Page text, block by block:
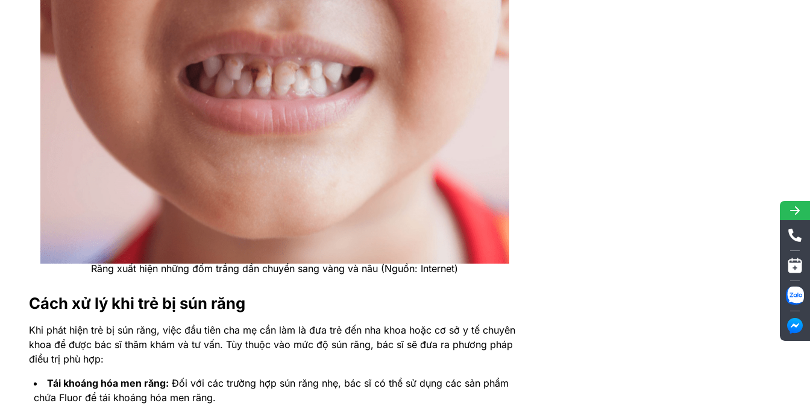
Răng xuất hiện những đốm trắng dần chuyển sang vàng và nâu (Nguồn: Internet)
Cách xử lý khi trẻ bị sún răng
Khi phát hiện trẻ bị sún răng, việc đầu tiên cha mẹ cần làm là đưa trẻ đến nha khoa hoặc cơ sở y tế chuyên
khoa để được bác sĩ thăm khám và tư vấn. Tùy thuộc vào mức độ sún răng, bác sĩ sẽ đưa ra phương pháp
điều trị phù hợp:
Tái khoáng hóa men răng: Đối với các trường hợp sún răng nhẹ, bác sĩ có thể sử dụng các sản phẩm
chứa Fluor để tái khoáng hóa men răng.